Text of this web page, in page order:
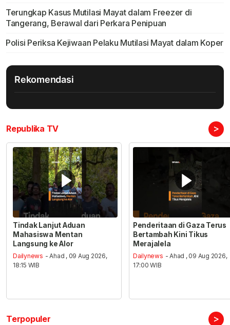
Terungkap Kasus Mutilasi Mayat dalam Freezer di
Tangerang, Berawal dari Perkara Penipuan
Polisi Periksa Kejiwaan Pelaku Mutilasi Mayat dalam Koper
Rekomendasi
Republika TV >
Tindak Lanjut Aduan
Mahasiswa Mentan
Langsung ke Alor
Dailynews - Ahad , 09 Aug 2026,
18:15 WIB
Penderitaan di Gaza Terus
Bertambah Kini Tikus
Merajalela
Dailynews - Ahad , 09 Aug 2026,
17:00 WIB
Terpopuler >